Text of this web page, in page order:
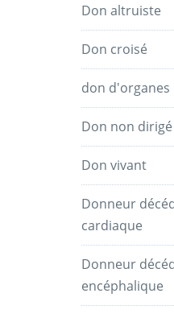
Don altruiste
Don croisé
don d'organes
Don non dirigé
Don vivant
Donneur
cardiaque
Donneur
encéphalique